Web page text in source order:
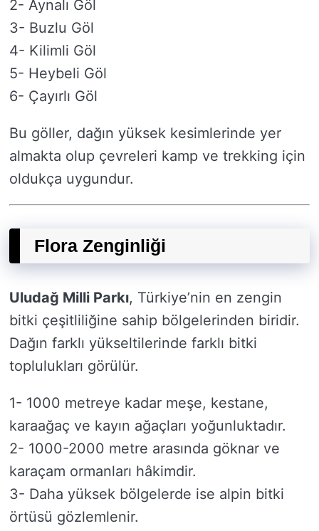
2- Aynalı Göl
3- Buzlu Göl
4- Kilimli Göl
5- Heybeli Göl
6- Çayırlı Göl
Bu göller, dağın yüksek kesimlerinde yer
almakta olup çevreleri kamp ve trekking için
oldukça uygundur.
Flora Zenginliği
Uludağ Milli Parkı, Türkiye’nin en zengin
bitki çeşitliliğine sahip bölgelerinden biridir.
Dağın farklı yükseltilerinde farklı bitki
toplulukları görülür.
1- 1000 metreye kadar meşe, kestane,
karaağaç ve kayın ağaçları yoğunluktadır.
2- 1000-2000 metre arasında göknar ve
karaçam ormanları hâkimdir.
3- Daha yüksek bölgelerde ise alpin bitki
örtüsü gözlemlenir.